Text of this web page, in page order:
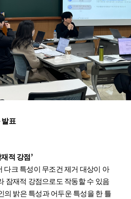
발표
적 강점 ’
다크 특성이 무조건 제거 대상이 아
잠재적 강점으로도 작동할 수 있음
의 밝은 특성과 어두운 특성을 한 틀